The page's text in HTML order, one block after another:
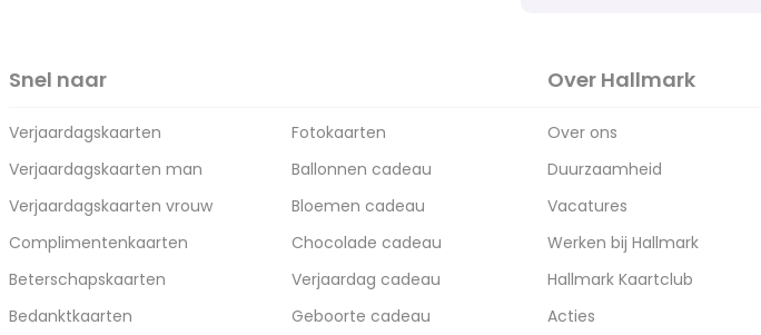
Snel naar
Verjaardagskaarten
Verjaardagskaarten man
Verjaardagskaarten vrouw
Complimentenkaarten
Beterschapskaarten
Bedanktkaarten
Fotokaarten
Ballonnen cadeau
Bloemen cadeau
Chocolade cadeau
Verjaardag cadeau
Geboorte cadeau
Over Hallmark
Over ons
Duurzaamheid
Vacatures
Werken bij Hallmark
Hallmark Kaartclub
Acties